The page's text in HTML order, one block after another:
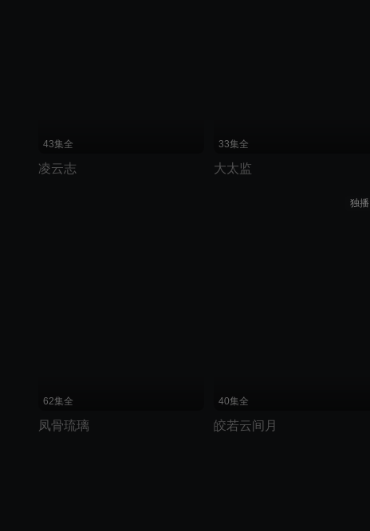
43集全
凌云志
33集全
大太监
62集全
凤骨琉璃
独播
40集全
皎若云间月